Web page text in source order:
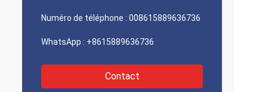
Numéro de téléphone : 008615889636736
WhatsApp : +8615889636736
Contact